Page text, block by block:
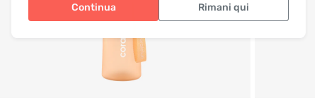
Continua Rimani qui